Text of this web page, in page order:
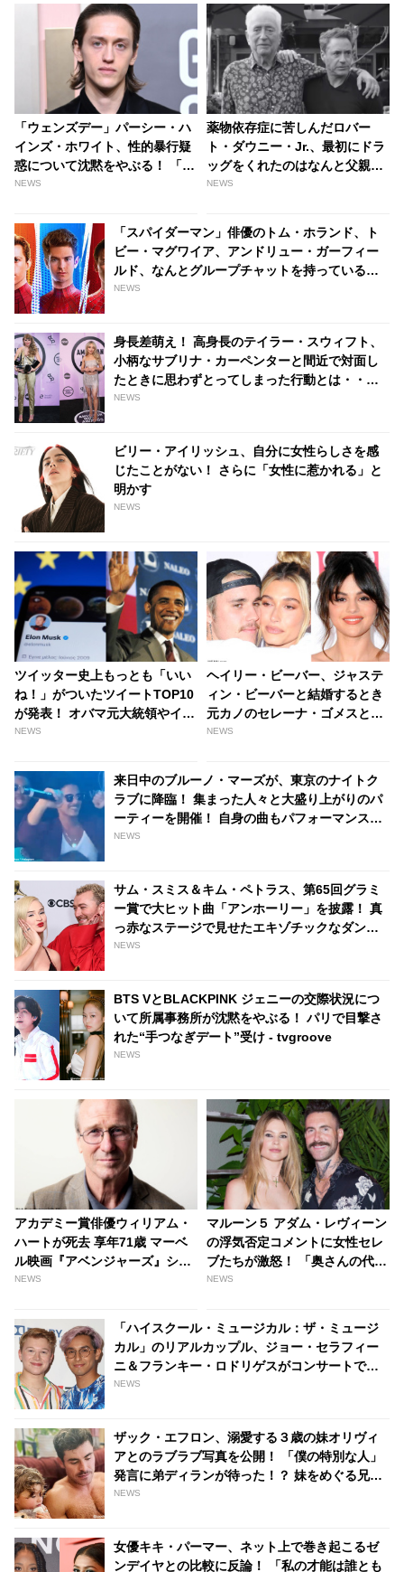
「ウェンズデー」パーシー・ハ
インズ・ホワイト、性的暴行疑
惑について沈黙をやぶる！ 「は
っきりさせたいことがある」 さ
けていることを告白 - tvgroove
NEWS
薬物依存症に苦しんだロバー
ト・ダウニー・Jr.、最初にドラ
ッグをくれたのはなんと父親だ
った！ その複雑な家庭事情が最
NEWS
「スパイダーマン」俳優のトム・ホランド、ト
ビー・マグワイア、アンドリュー・ガーフィー
ルド、なんとグループチャットを持っているこ
とが明らかに！ 彼らが話している内容と
NEWS
身長差萌え！ 高身長のテイラー・スウィフト、
小柄なサブリナ・カーペンターと間近で対面し
たときに思わずとってしまった行動とは・・？
［動画あり］ - tvgroove
NEWS
ビリー・アイリッシュ、自分に女性らしさを感
じたことがない！ さらに「女性に惹かれる」と
明かす
NEWS
ツイッター史上もっとも「いい
ね！」がついたツイートTOP10
が発表！ オバマ元大統領やイー
ロン・マスクをおさえて１位に
報 - tvgroove
NEWS
ヘイリー・ビーバー、ジャステ
ィン・ビーバーと結婚するとき
元カノのセレーナ・ゴメスと２
人で話したと初告白！ 「すべて
きたできごとを語る - tvgroove
NEWS
来日中のブルーノ・マーズが、東京のナイトク
ラブに降臨！ 集まった人々と大盛り上がりのパ
ーティーを開催！ 自身の曲もパフォーマンスし
フロアは熱狂の渦に[写真・動画あり] -
NEWS
サム・スミス＆キム・ペトラス、第65回グラミ
ー賞で大ヒット曲「アンホーリー」を披露！ 真
っ赤なステージで見せたエキゾチックなダンス
と歌声にうっとり… プレゼンターとしてマドン
NEWS
BTS VとBLACKPINK ジェニーの交際状況につ
いて所属事務所が沈黙をやぶる！ パリで目撃さ
れた“手つなぎデート”受け - tvgroove
NEWS
アカデミー賞俳優ウィリアム・
ハートが死去 享年71歳 マーベ
ル映画『アベンジャーズ』シリ
ーズにも出演 - tvgroove
NEWS
マルーン５ アダム・レヴィーン
の浮気否定コメントに女性セレ
ブたちが激怒！ 「奥さんの代弁
なんかしなくていい」 さらに不
NEWS
「ハイスクール・ミュージカル：ザ・ミュージ
カル」のリアルカップル、ジョー・セラフィー
ニ＆フランキー・ロドリゲスがコンサートでデ
ュエット！ 実生活でもラブラブっぷりを発揮
NEWS
ザック・エフロン、溺愛する３歳の妹オリヴィ
アとのラブラブ写真を公開！ 「僕の特別な人」
発言に弟ディランが待った！？ 妹をめぐる兄弟
バトルが勃発…？ - tvgroove
NEWS
女優キキ・パーマー、ネット上で巻き起こるゼ
ンデイヤとの比較に反論！ 「私の才能は誰とも